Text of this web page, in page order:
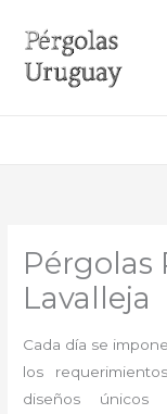
contenido
Pérgolas
Lavalleja
Cada día se
los
diseños únicos